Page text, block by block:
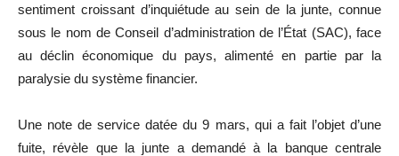
sentiment croissant d’inquiétude au sein de la junte, connue
sous le nom de Conseil d’administration de l’État (SAC), face
au déclin économique du pays, alimenté en partie par la
paralysie du système financier.
Une note de service datée du 9 mars, qui a fait l’objet d’une
fuite, révèle que la junte a demandé à la banque centrale